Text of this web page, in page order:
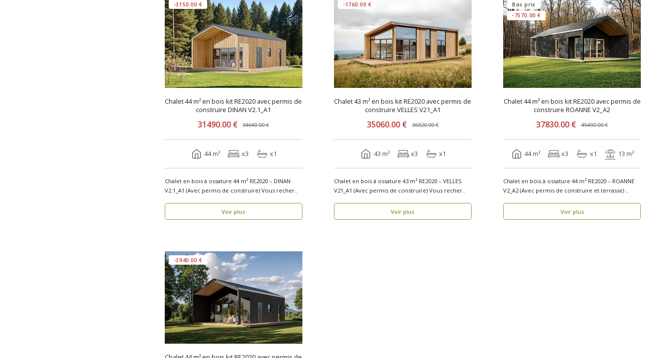
-3150.00 €
Chalet 44 m² en bois kit RE2020 avec permis de
construire DINAN V2.1_A1
31490.00 € 34640.00 €
44 m² x3 x1
Chalet en bois à ossature 44 m² RE2020 – DINAN
V2.1_A1 (Avec permis de construire) Vous recher..
Voir plus
-1760.00 €
Chalet 43 m² en bois kit RE2020 avec permis de
construire VELLES V21_A1
35060.00 € 36820.00 €
43 m² x3 x1
Chalet en bois à ossature 43 m² RE2020 – VELLES
V21_A1 (Avec permis de construire) Vous recher..
Voir plus
Bas prix
-7570.00 €
Chalet 44 m² en bois kit RE2020 avec permis de
construire ROANNE V2_A2
37830.00 € 45400.00 €
44 m² x3 x1 13 m²
Chalet en bois à ossature 44 m² RE2020 – ROANNE
Voir plus
-3940.00 €